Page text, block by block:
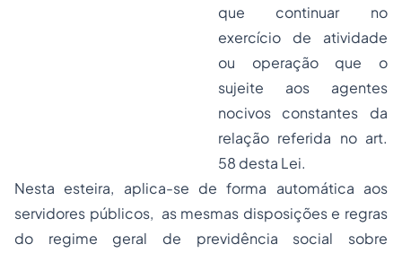
que continuar no
exercício de atividade
ou operação que o
sujeite aos agentes
nocivos constantes da
relação referida no art.
58 desta Lei.
Nesta esteira, aplica-se de forma automática aos
servidores públicos, as mesmas disposições e regras
do regime geral de previdência social sobre